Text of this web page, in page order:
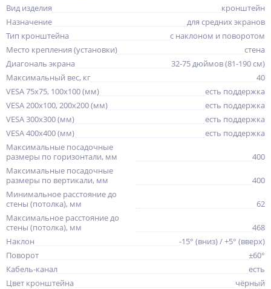
Вид изделия
кронштейн
Назначение
для средних экранов
Тип кронштейна
с наклоном и поворотом
Место крепления (установки)
стена
Диагональ экрана
32-75 дюймов (81-190 см)
Максимальный вес, кг
40
VESA 75x75, 100x100 (мм)
есть поддержка
VESA 200x100, 200x200 (мм)
есть поддержка
VESA 300x300 (мм)
есть поддержка
VESA 400x400 (мм)
есть поддержка
Максимальные посадочные
размеры по горизонтали, мм
400
Максимальные посадочные
размеры по вертикали, мм
400
Минимальное расстояние до
стены (потолка), мм
62
Максимальное расстояние до
стены (потолка), мм
468
Наклон
-15° (вниз) / +5° (вверх)
Поворот
±60°
Кабель-канал
есть
Цвет кронштейна
чёрный